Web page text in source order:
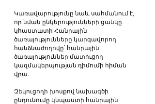
Կառավարությունը նաև սահմանում է,
որ նման ընկերությունների ցանկը
կհաստատի Հանրային
ծառայությունները կարգավորող
հանձնաժողովը՝ հանրային
ծառայություններ մատուցող
կազմակերպության դիմումի հիման
վրա:
Զեկուցողի խոսքով նախագծի
ընդունումը կնպաստի հանրային